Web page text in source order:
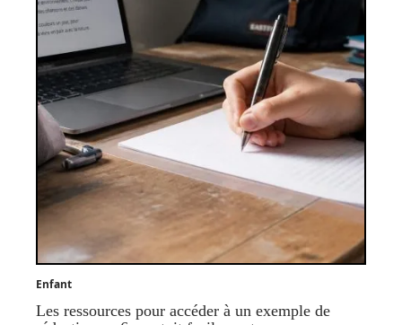
Enfant
Les ressources pour accéder à un exemple de